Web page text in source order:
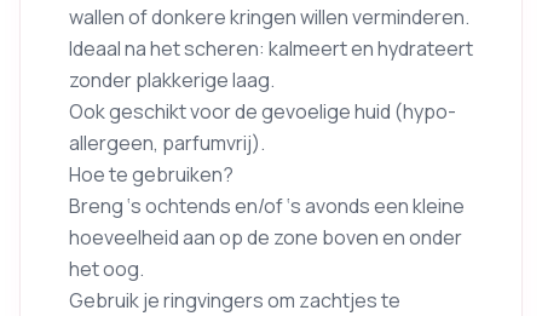
wallen of donkere kringen willen verminderen.
Ideaal na het scheren: kalmeert en hydrateert
zonder plakkerige laag.
Ook geschikt voor de gevoelige huid (hypo-
allergeen, parfumvrij).
Hoe te gebruiken?
Breng ‘s ochtends en/of ‘s avonds een kleine
hoeveelheid aan op de zone boven en onder
het oog.
Gebruik je ringvingers om zachtjes te